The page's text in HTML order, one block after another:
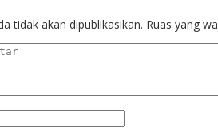
tidak akan dipublikasikan. Ruas yang